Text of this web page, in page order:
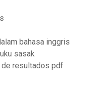
bahasa inggris
sasak
resultados pdf